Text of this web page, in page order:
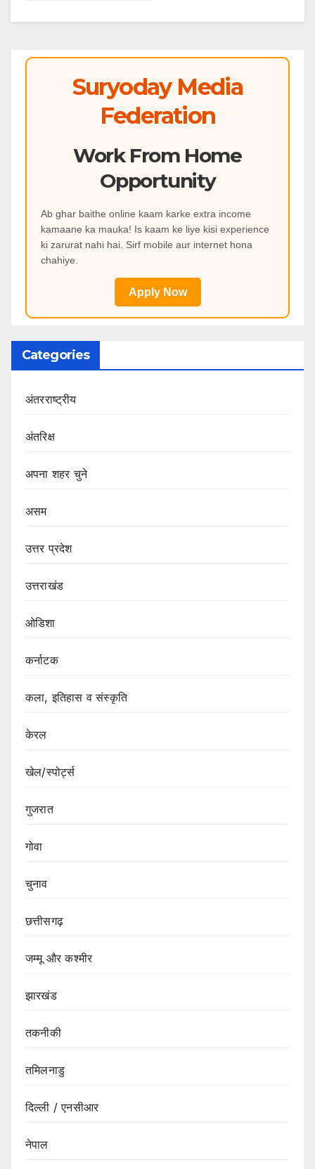
Suryoday Media
Federation
Work From Home
Opportunity
Ab ghar baithe online kaam karke extra income
kamaane ka mauka! Is kaam ke liye kisi experience
ki zarurat nahi hai. Sirf mobile aur internet hona
chahiye.
Apply Now
Categories
अंतरराष्ट्रीय
अंतरिक्ष
अपना शहर चुने
असम
उत्तर प्रदेश
उत्तराखंड
ओडिशा
कर्नाटक
कला, इतिहास व संस्कृति
केरल
खेल/स्पोर्ट्स
गुजरात
गोवा
चुनाव
छत्तीसगढ़
जम्मू और कश्मीर
झारखंड
तकनीकी
तमिलनाडु
दिल्ली / एनसीआर
नेपाल